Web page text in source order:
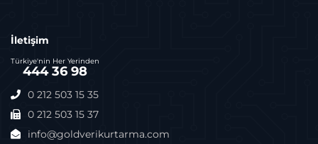
İletişim
Türkiye'nin Her Yerinden
444 36 98
0 212 503 15 35
0 212 503 15 37
info@goldverikurtarma.com